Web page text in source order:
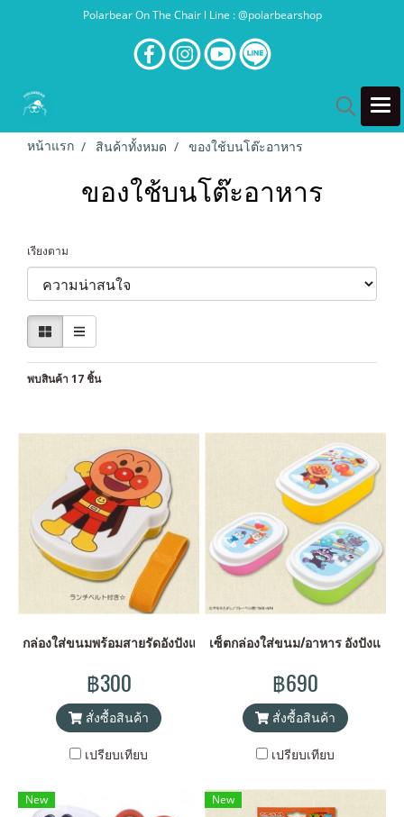
Polarbear On The Chair l Line : @polarbearshop
หน้าแรก สินค้าทั้งหมด ของใช้บนโต๊ะอาหาร
ของใช้บนโต๊ะอาหาร
เรียงตาม
พบสินค้า 17 ชิ้น
กล่องใส่ขนมพร้อมสายรัดอังปังแมน
฿300
สั่งซื้อสินค้า
เปรียบเทียบ
เซ็ตกล่องใส่ขนม/อาหาร อังปังแมน
฿690
สั่งซื้อสินค้า
เปรียบเทียบ
New New